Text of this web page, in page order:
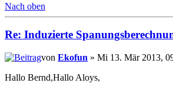
Nach oben
Re: Induzierte
von Ekofun » Mi 13. Mär 2013,
Hallo Bernd,Hallo Aloys,